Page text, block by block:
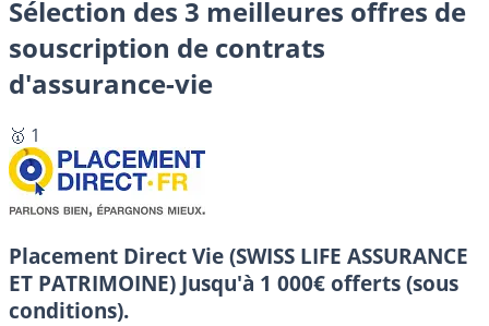
Sélection des 3 meilleures offres de
souscription de contrats
d'assurance-vie
🥇 1
Placement Direct Vie (SWISS LIFE ASSURANCE
ET PATRIMOINE) Jusqu'à 1 000€ offerts (sous
conditions).